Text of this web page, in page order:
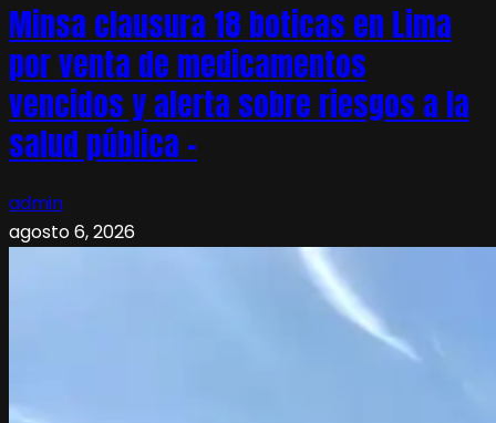
Minsa clausura 18 boticas en Lima
por venta de medicamentos
vencidos y alerta sobre riesgos a la
salud pública –
admin
agosto 6, 2026